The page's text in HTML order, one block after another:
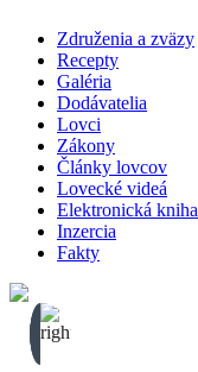
Združenia a zväzy
Recepty
Galéria
Dodávatelia
Lovci
Zákony
Články lovcov
Lovecké videá
Elektronická kniha
Inzercia
Fakty